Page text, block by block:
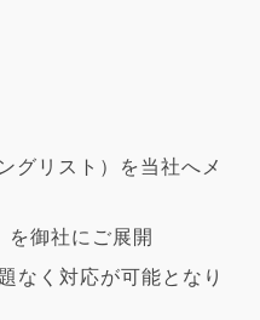
グリスト）を当社へメ
御社にご展開
なく対応が可能となり